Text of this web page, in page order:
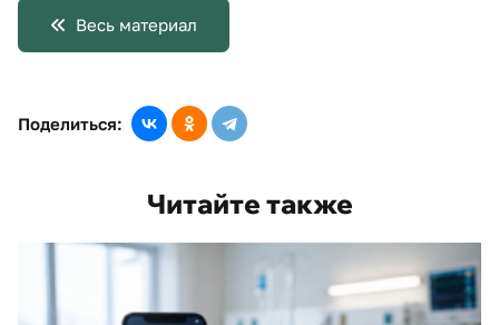
Весь материал
Поделиться:
Читайте также